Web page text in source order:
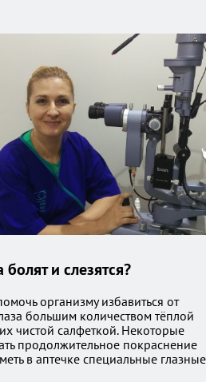
болят и слезятся?
организму избавиться от
большим количеством тёплой
чистой салфеткой. Некоторые
продолжительное покраснение
в аптечке специальные глазные